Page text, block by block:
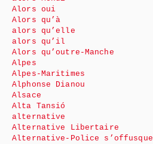
Alors oui
Alors qu’à
alors qu’elle
alors qu’il
Alors qu’outre-Manche
Alpes
Alpes-Maritimes
Alphonse Dianou
Alsace
Alta Tansió
alternative
Alternative Libertaire
Alternative-Police s’offusque